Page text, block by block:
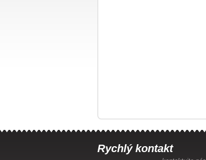
Rychlý kontakt